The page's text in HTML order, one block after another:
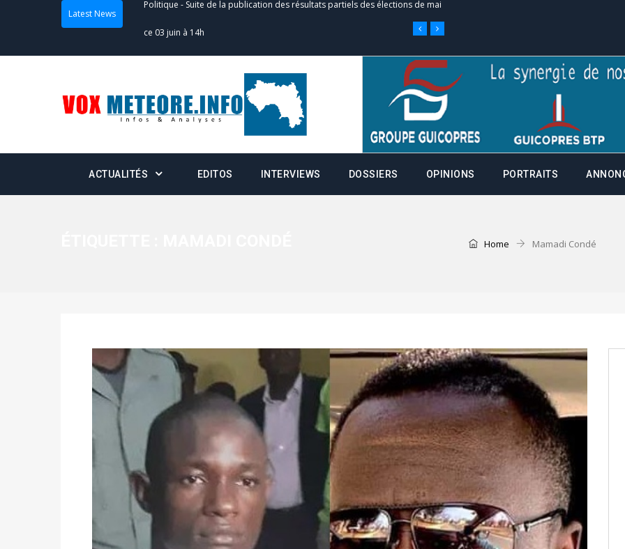
Latest News Politique Suite de la publication des résultats partiels des élections de mai
– mardi 02 juin à 17h
Scrutins : la DGE active un centre d’appel, joignable au 105, ouvert
24h/24 et 7j/7
Actualités - Double scrutin du 31 mai : fin des campagnes ce jeudi 28 mai à
minuit
Actualités Communiqué relatif à la délivrance de la fiche de procuration
Politique-Double scrutin du 31 mai : retrait des cartes d’électeurs possible
du 16 au 31 mai 2026
Politique- Délégués de bureaux de vote : vos informations à transmettre
avant le 16 mai 2026 à 16h
Politique Proclamation des résultats globaux provisoires et des
statistiques des législatives et communales : ce 4 juin à 18h
Politique Suite de la publication des résultats partiels des élections de mai
ce 03 juin à 14h
ACTUALITÉS EDITOS INTERVIEWS DOSSIERS OPINIONS PORTRAITS
Home Mamadi Condé